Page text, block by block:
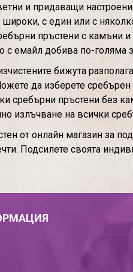
и придаващи
широки, с един или с
пръстени с камъни
с емайл добива по-голяма
бижута
да изберете сребърен
сребърни пръстени без
излъчване на всички
от онлайн магазин за
Подсилете своята